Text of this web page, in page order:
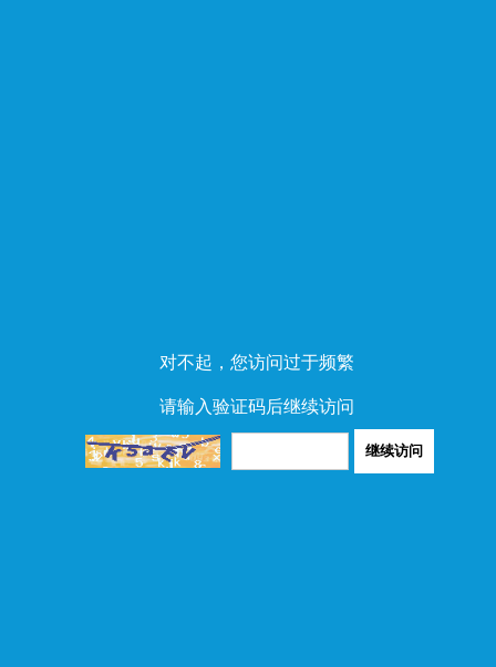
对不起，您访问过于频繁
请输入验证码后继续访问
继续访问